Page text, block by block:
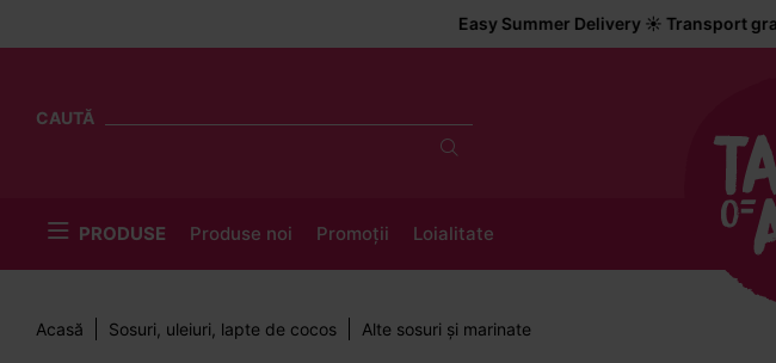
Easy Summer Delivery ☀️ Transport gratuit la
CAUTĂ
PRODUSE Produse noi Promoții Loialitate
Acasă Sosuri, uleiuri, lapte de cocos Alte sosuri și marinate